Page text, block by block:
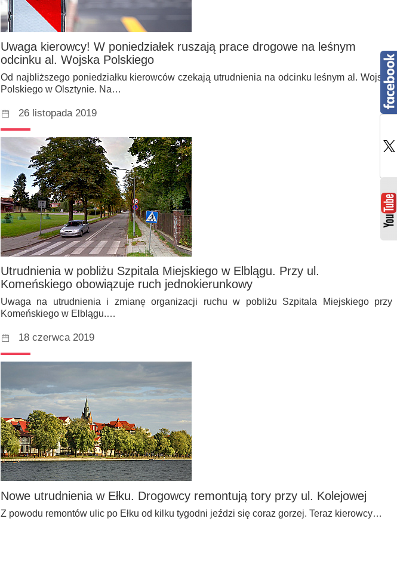
Uwaga kierowcy! W poniedziałek ruszają prace drogowe na leśnym
odcinku al. Wojska Polskiego
Od najbliższego poniedziałku kierowców czekają utrudnienia na odcinku leśnym al. Wojska
Polskiego w Olsztynie. Na…
26 listopada 2019
Utrudnienia w pobliżu Szpitala Miejskiego w Elblągu. Przy ul.
Komeńskiego obowiązuje ruch jednokierunkowy
Uwaga na utrudnienia i zmianę organizacji ruchu w pobliżu Szpitala Miejskiego przy
Komeńskiego w Elblągu.…
18 czerwca 2019
Nowe utrudnienia w Ełku. Drogowcy remontują tory przy ul. Kolejowej
Z powodu remontów ulic po Ełku od kilku tygodni jeździ się coraz gorzej. Teraz kierowcy…